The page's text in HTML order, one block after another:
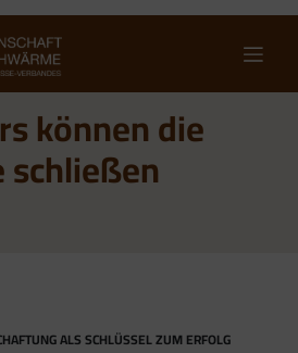
können die
schließen
SIND AM ZUG!
ALS SCHLÜSSEL ZUM ERFOLG